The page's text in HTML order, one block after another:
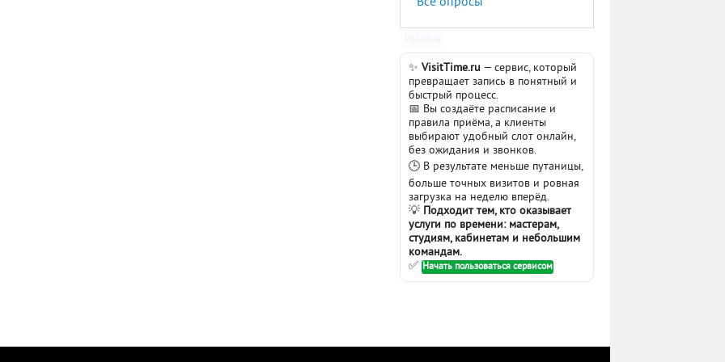
✨ VisitTime.ru — сервис, который
превращает запись в понятный и
быстрый процесс.
📅 Вы создаёте расписание и
правила приёма, а клиенты
выбирают удобный слот онлайн,
без ожидания и звонков.
🕒 В результате меньше путаницы,
больше точных визитов и ровная
загрузка на неделю вперёд.
💡 Подходит тем, кто оказывает
услуги по времени: мастерам,
студиям, кабинетам и небольшим
командам.
✅ Начать пользоваться сервисом